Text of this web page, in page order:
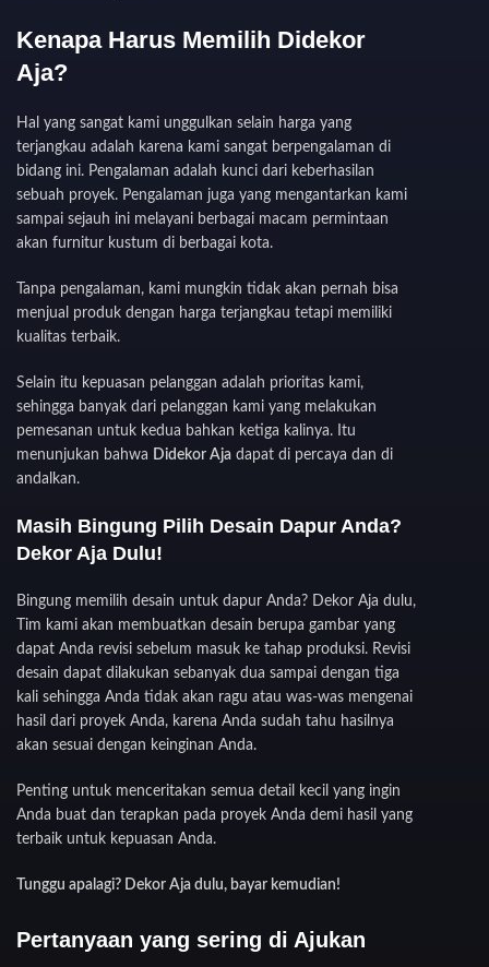
Kenapa Harus Memilih Didekor
Aja?
Hal yang sangat kami unggulkan selain harga yang
terjangkau adalah karena kami sangat berpengalaman di
bidang ini. Pengalaman adalah kunci dari keberhasilan
sebuah proyek. Pengalaman juga yang mengantarkan kami
sampai sejauh ini melayani berbagai macam permintaan
akan furnitur kustum di berbagai kota.
Tanpa pengalaman, kami mungkin tidak akan pernah bisa
menjual produk dengan harga terjangkau tetapi memiliki
kualitas terbaik.
Selain itu kepuasan pelanggan adalah prioritas kami,
sehingga banyak dari pelanggan kami yang melakukan
pemesanan untuk kedua bahkan ketiga kalinya. Itu
menunjukan bahwa Didekor Aja dapat di percaya dan di
andalkan.
Masih Bingung Pilih Desain Dapur Anda?
Dekor Aja Dulu!
Bingung memilih desain untuk dapur Anda? Dekor Aja dulu,
Tim kami akan membuatkan desain berupa gambar yang
dapat Anda revisi sebelum masuk ke tahap produksi. Revisi
desain dapat dilakukan sebanyak dua sampai dengan tiga
kali sehingga Anda tidak akan ragu atau was-was mengenai
hasil dari proyek Anda, karena Anda sudah tahu hasilnya
akan sesuai dengan keinginan Anda.
Penting untuk menceritakan semua detail kecil yang ingin
Anda buat dan terapkan pada proyek Anda demi hasil yang
terbaik untuk kepuasan Anda.
Tunggu apalagi? Dekor Aja dulu, bayar kemudian!
Pertanyaan yang sering di Ajukan